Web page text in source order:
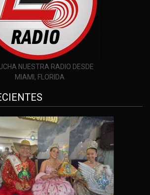
NUESTRA RADIO DESDE
MIAMI, FLORIDA